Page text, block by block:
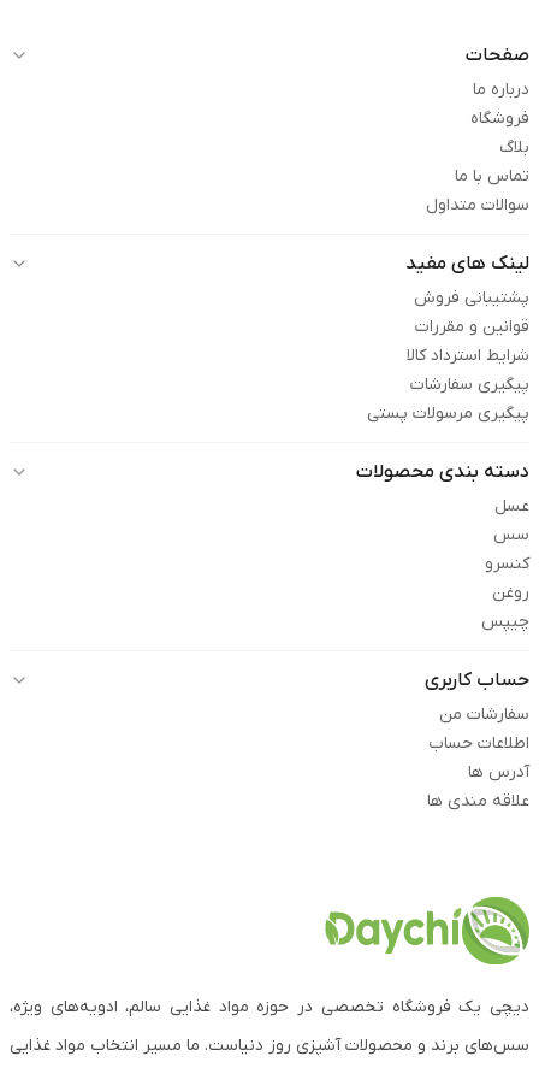
صفحات
درباره ما
فروشگاه
بلاگ
تماس با ما
سوالات متداول
لینک های مفید
پشتیبانی فروش
قوانین و مقررات
شرایط استرداد کالا
پیگیری سفارشات
پیگیری مرسولات پستی
دسته بندی محصولات
عسل
سس
کنسرو
روغن
چیپس
حساب کاربری
سفارشات من
اطلاعات حساب
آدرس ها
علاقه مندی ها
دیچی یک فروشگاه تخصصی در حوزه مواد غذایی سالم، ادویه‌های ویژه،
سس‌های برند و محصولات آشپزی روز دنیاست. ما مسیر انتخاب مواد غذایی